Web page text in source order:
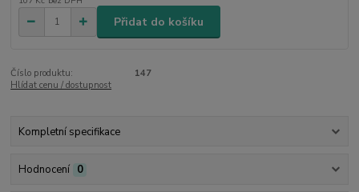
Přidat do košíku
Číslo produktu:
147
Hlídat cenu / dostupnost
Kompletní specifikace
Hodnocení 0